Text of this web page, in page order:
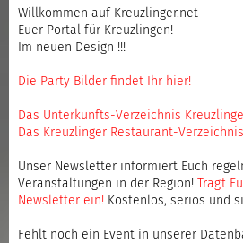
Willkommen auf Kreuzlinger.net
Euer Portal für Kreuzlingen!
Im neuen Design !!!
Die Party Bilder findet Ihr hier!
Das Unterkunfts-Verzeichnis
Das Kreuzlinger Restaurant-Verzeichnis
Unser Newsletter informiert Euch
Veranstaltungen in der Region!
Tragt
Newsletter ein! Kostenlos, seriös und
Fehlt noch ein Event in unserer